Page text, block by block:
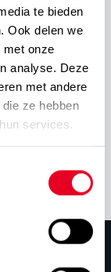
te bieden
Ook delen we
met onze
analyse. Deze
met andere
ze hebben
services.